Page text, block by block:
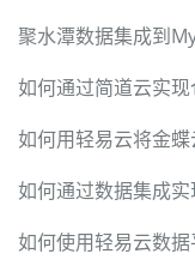
聚水潭数据集成到
如何通过简道云实
如何通过数据集成
如何使用轻易云数